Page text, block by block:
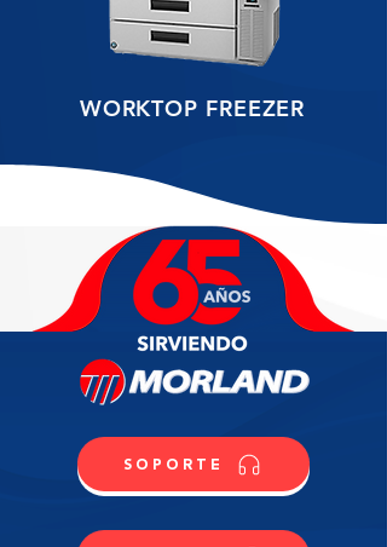
WORKTOP FREEZER
SOPORTE